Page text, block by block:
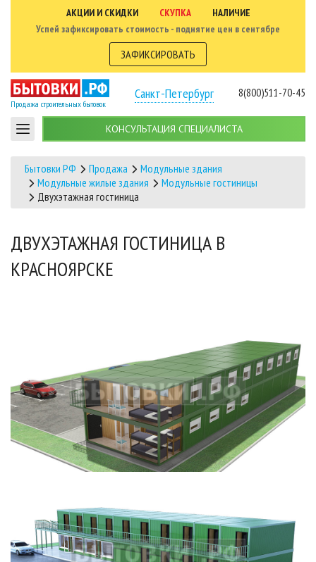
АКЦИИ И СКИДКИ СКУПКА
НАЛИЧИЕ
Успей зафиксировать стоимость - поднятие цен в сентябре
ЗАФИКСИРОВАТЬ
Продажа строительных бытовок
Санкт-Петербург 8(800)511-70-45
КОНСУЛЬТАЦИЯ СПЕЦИАЛИСТА
Бытовки РФ Продажа
Модульные здания
Модульные жилые здания
Модульные гостиницы
Двухэтажная гостиница
ДВУХЭТАЖНАЯ ГОСТИНИЦА В
КРАСНОЯРСКЕ